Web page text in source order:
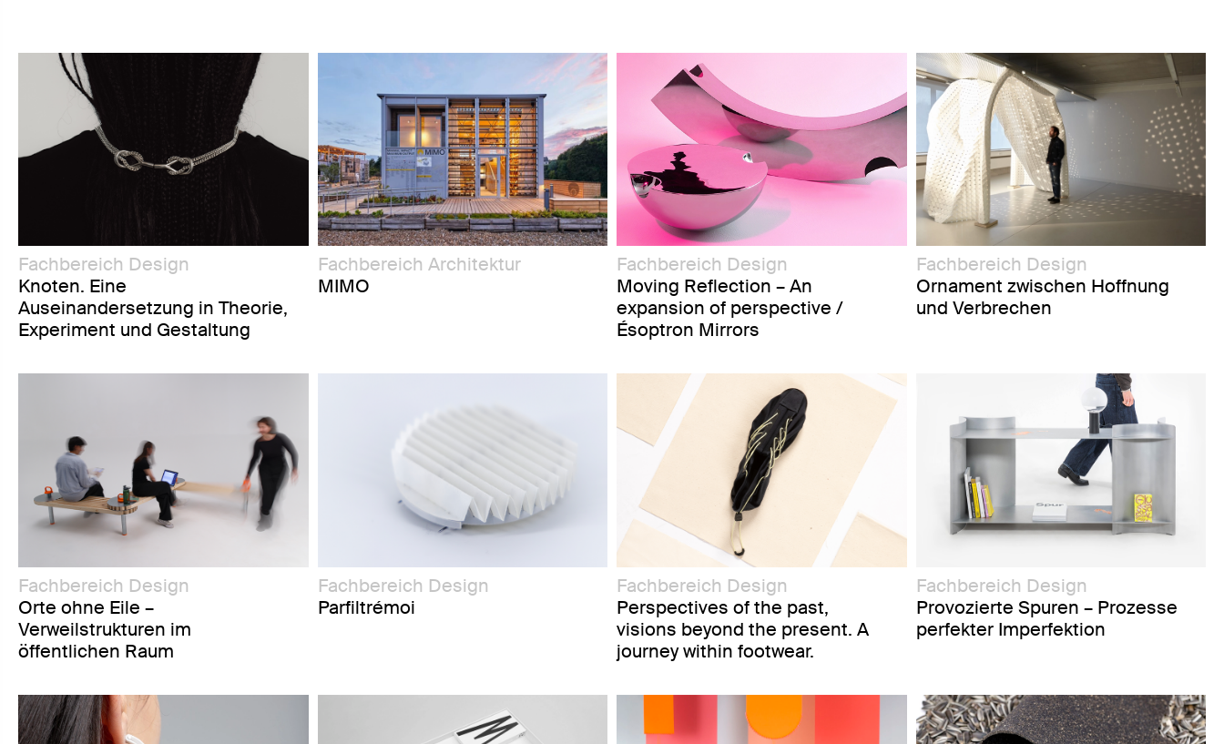
Fachbereich Design
Knoten. Eine
Auseinandersetzung in Theorie,
Experiment und Gestaltung
Fachbereich Architektur
MIMO
Fachbereich Design
Moving Reflection – An
expansion of perspective /
Ésoptron Mirrors
Fachbereich Design
Ornament zwischen Hoffnung
und Verbrechen
Fachbereich Design
Orte ohne Eile –
Verweilstrukturen im
öffentlichen Raum
Fachbereich Design
Parfiltrémoi
Fachbereich Design
Perspectives of the past,
visions beyond the present. A
journey within footwear.
Fachbereich Design
Provozierte Spuren – Prozesse
perfekter Imperfektion